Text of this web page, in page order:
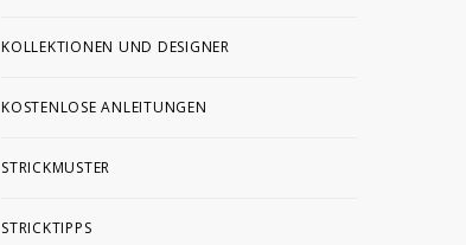
KOLLEKTIONEN UND DESIGNER
KOSTENLOSE ANLEITUNGEN
STRICKMUSTER
STRICKTIPPS